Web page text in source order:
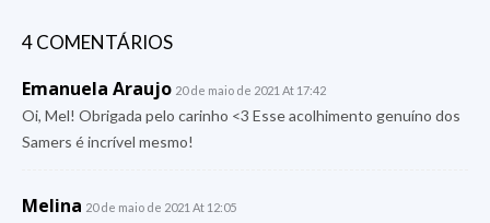
4 COMENTÁRIOS
Emanuela Araujo 20 de maio de 2021 At 17:42
Oi, Mel! Obrigada pelo carinho <3 Esse acolhimento genuíno dos
Samers é incrível mesmo!
Melina 20 de maio de 2021 At 12:05